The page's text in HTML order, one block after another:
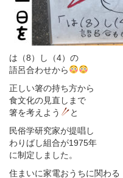
は（8）し（4）の
語呂合わせから
正しい箸の持ち方から
食文化の見直しまで
箸を考えよう
と
民俗学研究家が提唱し
わりばし組合が1975年
に制定しました。
住まいに家電おうちに関わる